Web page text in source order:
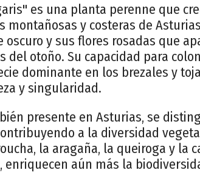
es una planta perenne que
montañosas y costeras de
oscuro y sus flores rosadas que
del otoño. Su capacidad para
dominante en los brezales y
y singularidad.
presente en Asturias, se
a la diversidad
la aragaña, la queiroga y la
enriquecen aún más la